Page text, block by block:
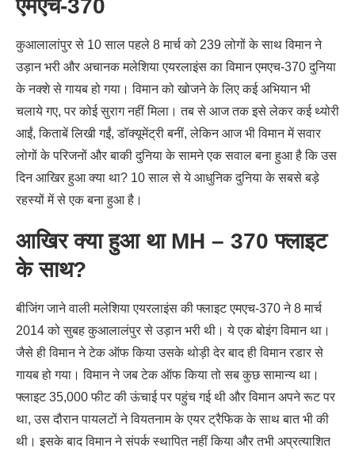
एमएच-370
कुआलालांपुर से 10 साल पहले 8 मार्च को 239 लोगों के साथ विमान ने
उड़ान भरी और अचानक मलेशिया एयरलाइंस का विमान एमएच-370 दुनिया
के नक्शे से गायब हो गया। विमान को खोजने के लिए कई अभियान भी
चलाये गए, पर कोई सुराग नहीं मिला। तब से आज तक इसे लेकर कई थ्योरी
आईं, किताबें लिखी गईं, डॉक्यूमेंट्री बनीं, लेकिन आज भी विमान में सवार
लोगों के परिजनों और बाकी दुनिया के सामने एक सवाल बना हुआ है कि उस
दिन आखिर हुआ क्या था? 10 साल से ये आधुनिक दुनिया के सबसे बड़े
रहस्यों में से एक बना हुआ है।
आखिर क्या हुआ था MH – 370फ्लाइट
के साथ?
बीजिंग जाने वाली मलेशिया एयरलाइंस की फ्लाइट एमएच-370 ने 8 मार्च
2014 को सुबह कुआलालंपुर से उड़ान भरी थी। ये एक बोइंग विमान था।
जैसे ही विमान ने टेक ऑफ किया उसके थोड़ी देर बाद ही विमान रडार से
गायब हो गया। विमान ने जब टेक ऑफ किया तो सब कुछ सामान्य था।
फ्लाइट 35,000 फीट की ऊंचाई पर पहुंच गई थी और विमान अपने रूट पर
था, उस दौरान पायलटों ने वियतनाम के एयर ट्रैफिक के साथ बात भी की
थी। इसके बाद विमान ने संपर्क स्थापित नहीं किया और तभी अप्रत्याशित